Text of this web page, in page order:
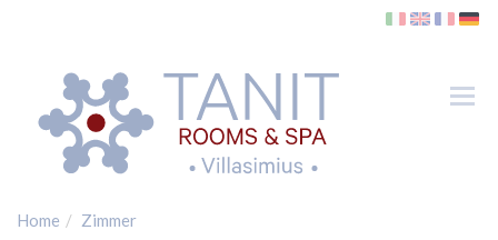
Home Zimmer